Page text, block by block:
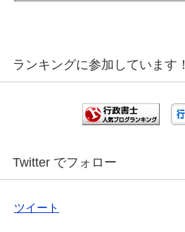
ランキングに参加しています！
Twitter でフォロー
ツイート